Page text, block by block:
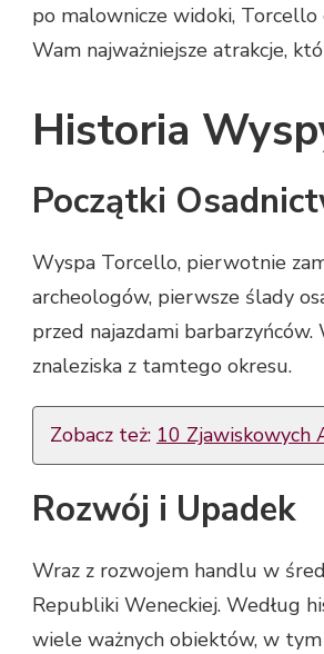
po malownicze widoki,
Wam najważniejsze atrakcje,
Historia
Początki
Wyspa Torcello, pierwotnie
archeologów, pierwsze ślady
przed najazdami
znaleziska z tamtego okresu.
Zobacz też: 10 Zjawiskowych
Rozwój i Upadek
Wraz z rozwojem handlu w
Republiki Weneckiej. Według
wiele ważnych obiektów, w